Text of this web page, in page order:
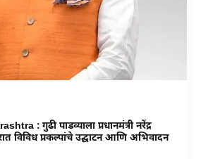
: गुढी पाडव्याला प्रधानमंत्री नरेंद्र
विविध प्रकल्पांचे उद्घाटन आणि अभिवादन